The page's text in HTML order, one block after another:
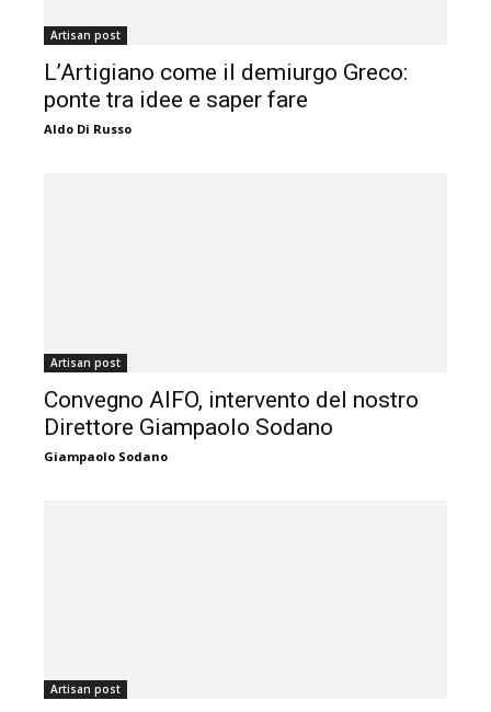
Artisan post
L’Artigiano come il demiurgo Greco:
ponte tra idee e saper fare
Aldo Di Russo
Artisan post
Convegno AIFO, intervento del nostro
Direttore Giampaolo Sodano
Giampaolo Sodano
Artisan post